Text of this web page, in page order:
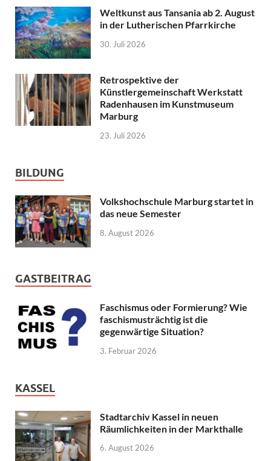
Weltkunst aus Tansania ab 2. August
in der Lutherischen Pfarrkirche
30. Juli 2026
Retrospektive der
Künstlergemeinschaft Werkstatt
Radenhausen im Kunstmuseum
Marburg
23. Juli 2026
BILDUNG
Volkshochschule Marburg startet in
das neue Semester
8. August 2026
GASTBEITRAG
Faschismus oder Formierung? Wie
faschismusträchtig ist die
gegenwärtige Situation?
3. Februar 2026
KASSEL
Stadtarchiv Kassel in neuen
Räumlichkeiten in der Markthalle
6. August 2026